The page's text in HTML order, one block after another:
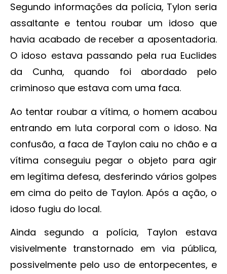
Segundo informações da polícia, Tylon seria
assaltante e tentou roubar um idoso que
havia acabado de receber a aposentadoria.
O idoso estava passando pela rua Euclides
da Cunha, quando foi abordado pelo
criminoso que estava com uma faca.
Ao tentar roubar a vítima, o homem acabou
entrando em luta corporal com o idoso. Na
confusão, a faca de Taylon caiu no chão e a
vítima conseguiu pegar o objeto para agir
em legítima defesa, desferindo vários golpes
em cima do peito de Taylon. Após a ação, o
idoso fugiu do local.
Ainda segundo a polícia, Taylon estava
visivelmente transtornado em via pública,
possivelmente pelo uso de entorpecentes, e